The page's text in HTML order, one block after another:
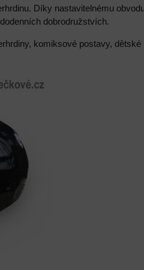
Díky nastavitelnému
dobrodružstvích.
komiksové postavy,